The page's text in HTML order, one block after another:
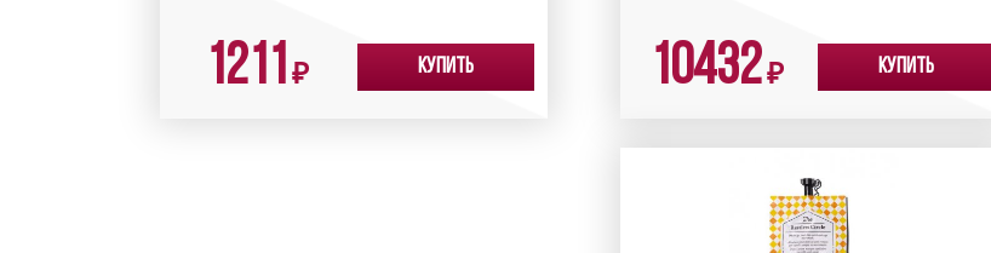
1211 ₽ Купить 10432₽ Купить